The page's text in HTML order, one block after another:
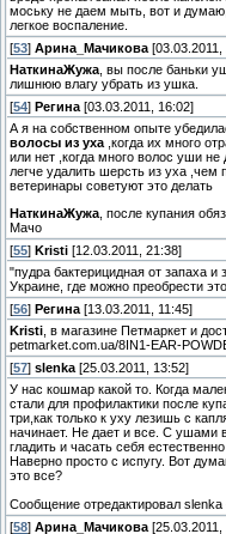
моську не даем мыть, вот и
легкое воспаление.
[53] Арина_Мачикова [03.03.2011,
НаткинаЖужа , вы после баньки
лишнюю влагу убрать из ушка.
[54] Регина [03.03.2011, 16:02]
А я на собственном опыте
волосы из уха ,когда их много
или нет ,когда много волос уши
легче удалить шерсть из уха ,чем
ветеринары советуют это делать
НаткинаЖужа , после купания
Мачо
[55] Kristi [12.03.2011, 21:38]
"пудра бактерицидная от запаха
Украине, где можно преобрести
[56] Регина [13.03.2011, 11:45]
Kristi , в магазине Петмаркет и
petmarket.com.ua/8IN1-EAR-
[57] slenka [25.03.2011, 13:52]
У нас кошмар какой то. Когда
стали для профилактики после
три,как только к уху лезишь с
начинает. Не дает и все. С ушами
гладить и часать себя
Наверно просто с испугу. Вот
это все?
Сообщение отредактировал slenka
[58] Арина_Мачикова [25.03.2011,